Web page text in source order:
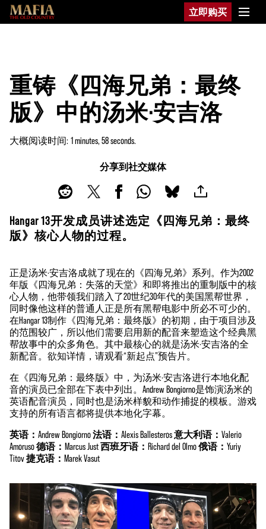
立即购买
重铸《四海兄弟：最终
版》中的汤米·安吉洛
大概阅读时间 1 minutes, 58 seconds
分享到社交媒体
Hangar 13开发成员讲述选定《四海兄弟：最终
版》核心人物的过程。
正是汤米·安吉洛成就了现在的《四海兄弟》系列。作为2002
年版《四海兄弟：失落的天堂》和即将推出的重制版中的核
心人物，他带领我们踏入了20世纪30年代的美国黑帮世界，
同时像他这样的普通人正是所有黑帮电影中所必不可少的。
在Hangar 13制作《四海兄弟：最终版》的初期，由于项目涉及
的范围较广，所以他们需要启用新的配音来塑造这个经典黑
帮故事中的众多角色。其中最核心的就是汤米·安吉洛的全
新配音。欲知详情，请观看“新起点”预告片。
在《四海兄弟：最终版》中，为汤米·安吉洛进行本地化配
音的演员已全部在下表中列出。Andrew Bongiorno是饰演汤米的
英语配音演员，同时也是汤米样貌和动作捕捉的模板。游戏
支持的所有语言都将提供本地化字幕。
英语： Andrew Bongiorno法语： Alexis Ballesteros意大利语： Valerio
Amoruso德语： Marcus Just西班牙语： Richard del Olmo俄语： Yuriy
Titov捷克语： Marek Vasut